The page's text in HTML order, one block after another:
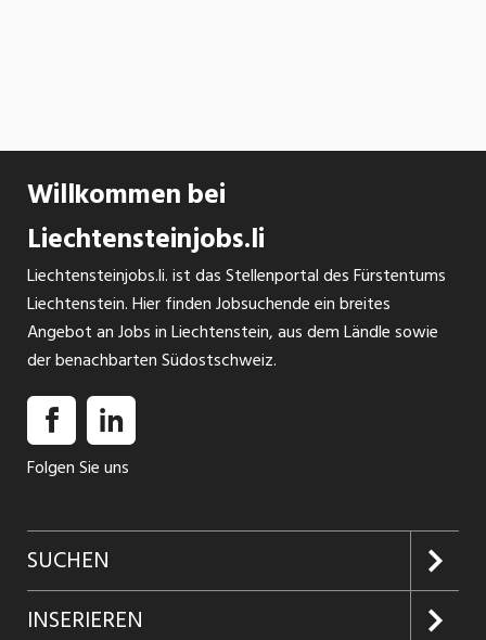
Willkommen bei
Liechtensteinjobs.li
Liechtensteinjobs.li. ist das Stellenportal des Fürstentums
Liechtenstein. Hier finden Jobsuchende ein breites
Angebot an Jobs in Liechtenstein, aus dem Ländle sowie
der benachbarten Südostschweiz.
Folgen Sie uns
SUCHEN
Jobs suchen
INSERIEREN